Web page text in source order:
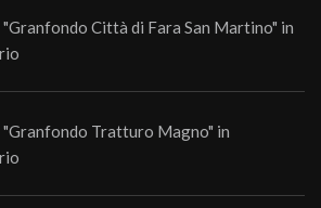
Città di Fara San Martino" in
Tratturo Magno" in